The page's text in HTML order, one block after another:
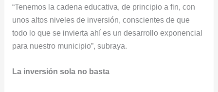
“Tenemos la cadena educativa, de principio a fin, con
unos altos niveles de inversión, conscientes de que
todo lo que se invierta ahí es un desarrollo exponencial
para nuestro municipio”, subraya.
La inversión sola no basta